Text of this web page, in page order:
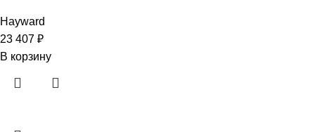
Hayward
23 407 ₽
В корзину